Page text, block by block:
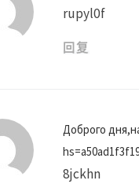
rupyl0f
回复
Доброго
8jckhn